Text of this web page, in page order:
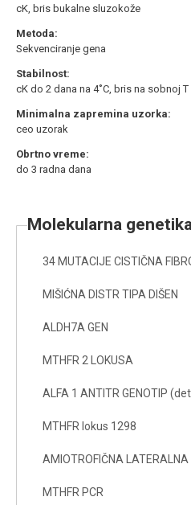
cK, bris bukalne sluzokože
Metoda:
Sekvenciranje gena
Stabilnost:
cK do 2 dana na 4˚C, bris na sobnoj T
Minimalna zapremina uzorka:
ceo uzorak
Obrtno vreme:
do 3 radna dana
molekularna genetika
34 MUTACIJE CISTIČNA
MIŠIĆNA DISTR TIPA DIŠEN
ALDH7A GEN
MTHFR 2 LOKUSA
ALFA 1 ANTITR GENOTIP
MTHFR lokus 1298
AMIOTROFIČNA
MTHFR PCR